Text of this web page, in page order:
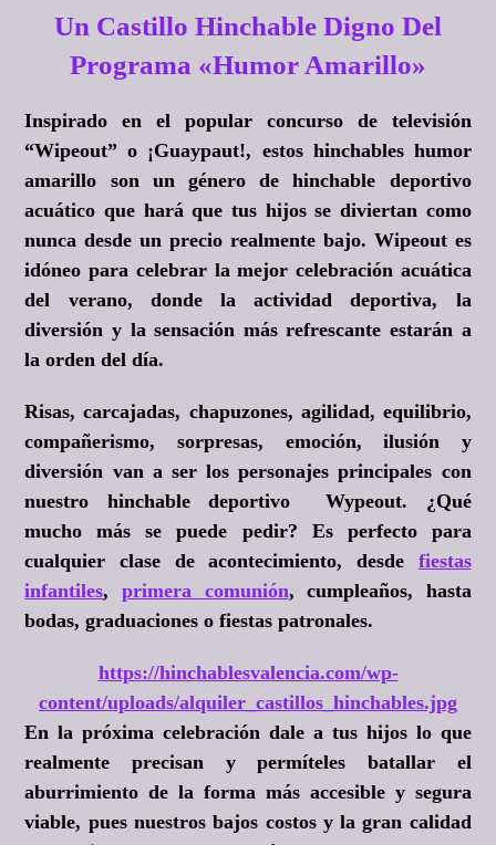
Un Castillo Hinchable Digno Del
Programa «Humor Amarillo»
Inspirado en el popular concurso de televisión
“Wipeout” o ¡Guaypaut!, estos hinchables humor
amarillo son un género de hinchable deportivo
acuático que hará que tus hijos se diviertan como
nunca desde un precio realmente bajo. Wipeout es
idóneo para celebrar la mejor celebración acuática
del verano, donde la actividad deportiva, la
diversión y la sensación más refrescante estarán a
la orden del día.
Risas, carcajadas, chapuzones, agilidad, equilibrio,
compañerismo, sorpresas, emoción, ilusión y
diversión van a ser los personajes principales con
nuestro hinchable deportivo Wypeout. ¿Qué
mucho más se puede pedir? Es perfecto para
cualquier clase de acontecimiento, desde fiestas
infantiles, primera comunión, cumpleaños, hasta
bodas, graduaciones o fiestas patronales.
https://hinchablesvalencia.com/wp-
content/uploads/alquiler_castillos_hinchables.jpg
En la próxima celebración dale a tus hijos lo que
realmente precisan y permíteles batallar el
aburrimiento de la forma más accesible y segura
viable, pues nuestros bajos costos y la gran calidad